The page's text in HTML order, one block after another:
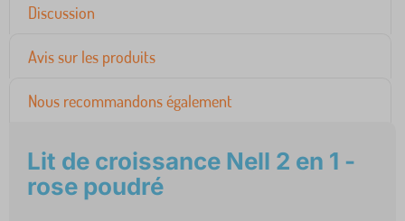
Discussion
Avis sur les produits
Nous recommandons également
Lit de croissance Nell 2 en 1 -
rose poudré